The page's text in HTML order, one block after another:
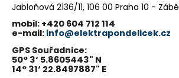
Jabloňová 2136/11, 106 00 Praha 10 -
mobil: +420 604 712 114
e-mail: info@elektrapondelicek.cz
GPS Souřadnice:
50° 3‘ 5.8605443" N
14° 31‘ 22.8497887" E
m
e
HISENSE
WF3S8043BW+DH3S802BW3